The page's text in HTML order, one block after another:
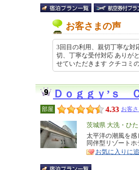
お客さまの声
3回目の利用、親切丁寧な対
切、丁寧な受付対応 ありが
せていただきます クチコ
Ｄｏｇｇｙ’ｓ
部屋 4.33 お客
エ
リ
ア
茨城県 大洗・ひ
特
徴
太平洋の潮風を
同伴型リゾートホ
お気に入りに